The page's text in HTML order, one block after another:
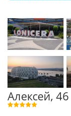
Алексей,